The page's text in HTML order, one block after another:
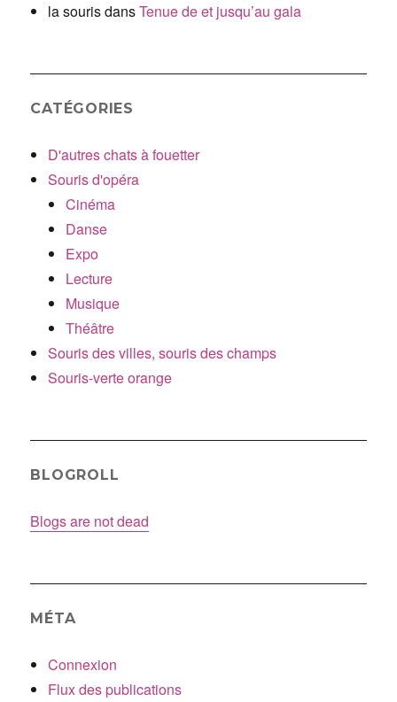
la sourisdansTenue de et jusqu’au gala
CATÉGORIES
D'autres chats à fouetter
Souris d'opéra
Cinéma
Danse
Expo
Lecture
Musique
Théâtre
Souris des villes, souris des champs
Souris-verte orange
BLOGROLL
Blogs are not dead
MÉTA
Connexion
Flux des publications